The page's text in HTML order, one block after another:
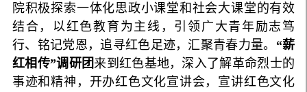
院积极探索一体化思政小课堂和社会大课堂的有效
结合，以红色教育为主线，引领广大青年励志笃
行、铭记党恩，追寻红色足迹，汇聚青春力量。 “薪
红相传”调研团 来到红色基地，深入了解革命烈士的
事迹和精神，开办红色文化宣讲会，宣讲红色文化